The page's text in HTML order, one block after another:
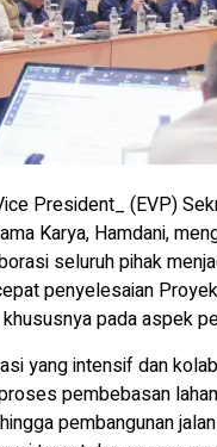
President_ (EVP)
Karya, Hamdani,
seluruh pihak
penyelesaian
pada aspek
yang intensif dan
pembebasan
pembangunan